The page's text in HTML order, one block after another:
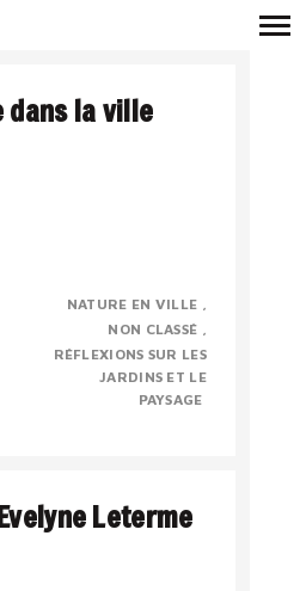
dans la ville
membre
d’Arles
2026, à l’occasion de la
NATURE EN VILLE
NON CLASSÉ
RÉFLEXIONS SUR LES
JARDINS ET LE
PAYSAGE
Leterme